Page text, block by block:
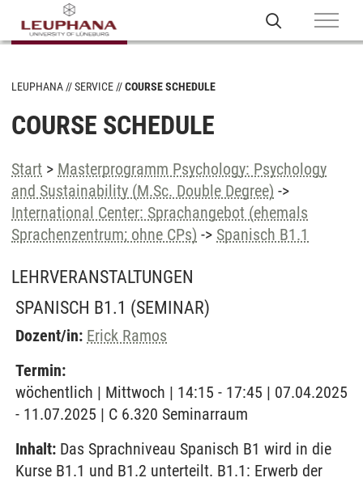
LEUPHANA SERVICE COURSE SCHEDULE
COURSE SCHEDULE
Start > Masterprogramm Psychology: Psychology
and Sustainability (M.Sc. Double Degree) ->
International Center: Sprachangebot (ehemals
Sprachenzentrum; ohne CPs) -> Spanisch B1.1
LEHRVERANSTALTUNGEN
SPANISCH B1.1 (SEMINAR)
Dozent/in: Erick Ramos
Termin:
wöchentlich | Mittwoch | 14:15 - 17:45 | 07.04.2025
- 11.07.2025 | C 6.320 Seminarraum
Inhalt: Das Sprachniveau Spanisch B1 wird in die
Kurse B1.1 und B1.2 unterteilt. B1.1: Erwerb der